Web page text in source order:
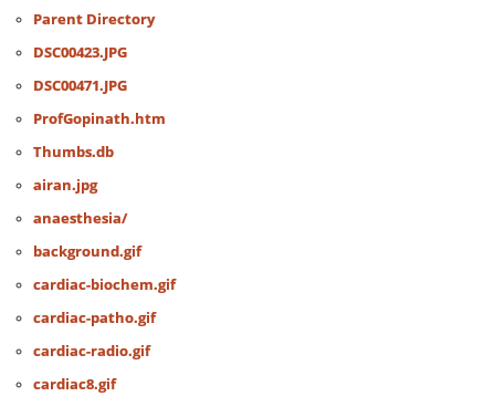
Parent Directory
DSC00423.JPG
DSC00471.JPG
ProfGopinath.htm
Thumbs.db
airan.jpg
anaesthesia/
background.gif
cardiac-biochem.gif
cardiac-patho.gif
cardiac-radio.gif
cardiac8.gif